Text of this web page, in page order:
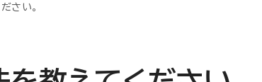
さい。